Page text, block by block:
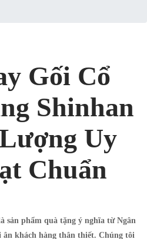
Gối Cổ
Shinhan
Uy
Chuẩn
sản phẩm quà tặng ý nghĩa từ Ngân
khách hàng thân thiết. Chúng tôi